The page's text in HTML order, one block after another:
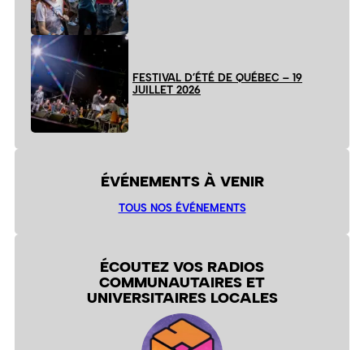
FESTIVAL D’ÉTÉ DE QUÉBEC – 19
JUILLET 2026
ÉVÉNEMENTS À VENIR
TOUS NOS ÉVÉNEMENTS
ÉCOUTEZ VOS RADIOS
COMMUNAUTAIRES ET
UNIVERSITAIRES LOCALES